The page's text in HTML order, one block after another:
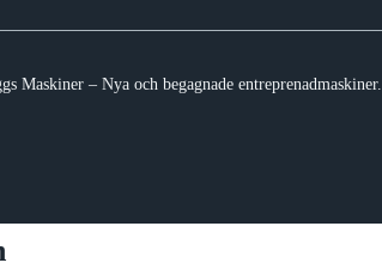
Maskiner – Nya och begagnade entreprenadmaskiner.